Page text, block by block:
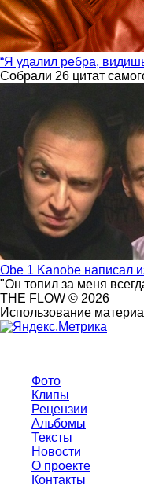
“Я удалил ребра,
Собрали 26 цитат
Obe 1 Kanobe написал
"Он топил за меня
THE FLOW © 2026
Использование
Фото
Клипы
Рецензии
Альбомы
Тексты
Новости
О проекте
Контакты